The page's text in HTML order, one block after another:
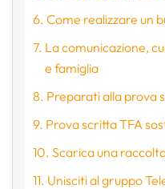
Come realizzare un
La comunicazione,
e famiglia
Preparati alla prova
Prova scritta TFA
Scarica una
Unisciti al gruppo